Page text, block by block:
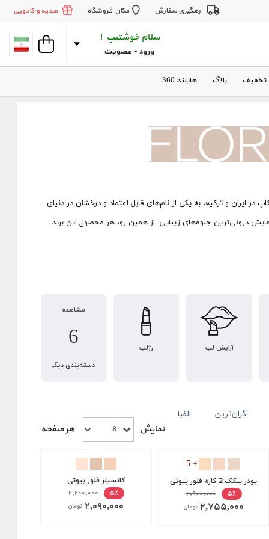
رهگیری سفارش مکان فروشگاه هدیه و کادویی
سلام خوشتیپ !
ورود - عضویت
تخفیف بلاگ هایلند 360
که با تکیه بر بیش از 30 سال تجربه در صنعت میکاپ در ایران و ترکیه، به یکی از نام‌های قابل اعتماد و درخشان در دنیای
درونی‌ترین جلوه‌های زیبایی. از همین رو، هر محصول این برند
آرایش لب رژلب
مشاهده
6
دسته‌بندی دیگر
گران‌ترین الفبا
نمایش هر صفحه
+ 5
پودر پنکک 2 کاره فلور بیوتی
۵٪
۲,۹۰۰,۰۰۰
۲,۷۵۵,۰۰۰ تومان
کانسیلر فلور بیوتی
۵٪
۲,۲۰۰,۰۰۰
۲,۰۹۰,۰۰۰ تومان